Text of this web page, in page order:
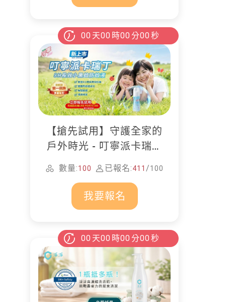
00 天00 時00 分00 秒
【搶先試用】守護全家的
戶外時光 - 叮寧派卡瑞丁
防蚊液
數量:100 已報名:411 /100
我要報名
00 天00 時00 分00 秒